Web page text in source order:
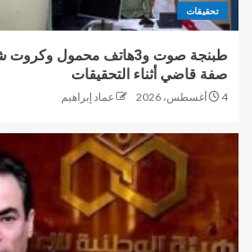
تحقيقات
طبنجة صوت و3هاتف محمول
صفة قاضي أثناء التحقيقات
4 أغسطس، 2026 عماد إبراهيم